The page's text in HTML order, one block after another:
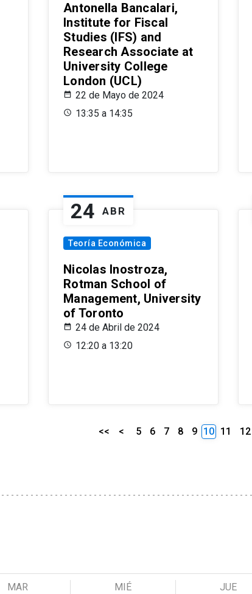
Antonella Bancalari,
Institute for Fiscal
Studies (IFS) and
Research Associate at
University College
London (UCL)
22 de Mayo de 2024
13:35 a 14:35
24 ABR
Teoría Económica
Nicolas Inostroza,
Rotman School of
Management, University
of Toronto
24 de Abril de 2024
12:20 a 13:20
<< < 5 6 7 8 9 10 11 12
MAR MIÉ JUE